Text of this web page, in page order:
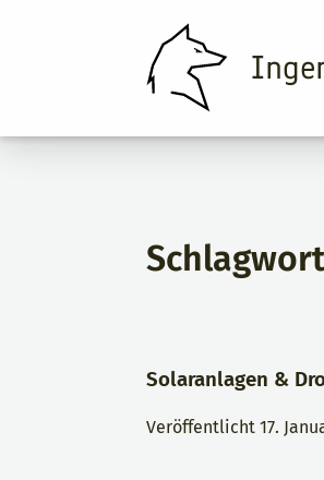
Solaranlagen &
Veröffentlicht17.